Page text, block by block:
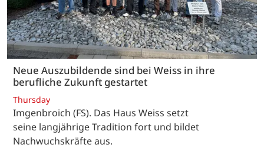
Neue Auszubildende sind bei Weiss in ihre
berufliche Zukunft gestartet
Thursday
Imgenbroich (FS). Das Haus Weiss setzt
seine langjährige Tradition fort und bildet
Nachwuchskräfte aus.